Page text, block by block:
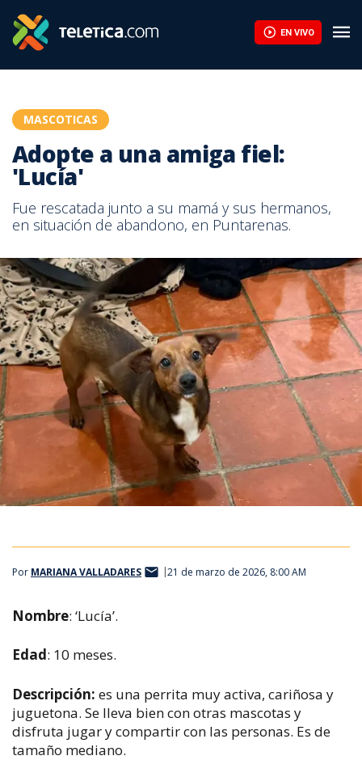
EN VIVO
MASCOTICAS
Adopte a una amiga fiel:
'Lucía'
Fue rescatada junto a su mamá y sus hermanos,
en situación de abandono, en Puntarenas.
Por MARIANA VALLADARES 21 de marzo de 2026, 8:00 AM
Nombre: ‘Lucía’.
Edad: 10 meses.
Descripción: es una perrita muy activa, cariñosa y
juguetona. Se lleva bien con otras mascotas y
disfruta jugar y compartir con las personas. Es de
tamaño mediano.